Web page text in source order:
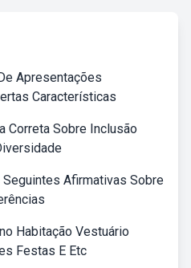
Apresentações
Características
Correta Sobre Inclusão
Afirmativas Sobre
Habitação Vestuário
Festas E Etc